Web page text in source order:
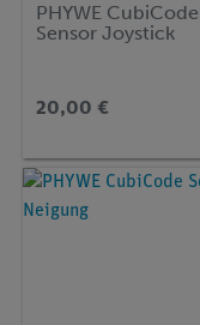
PHYWE CubiCode
Sensor Joystick
20,00 €